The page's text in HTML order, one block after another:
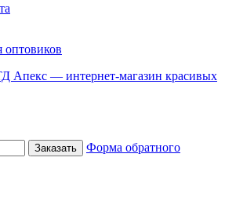
Апекс — интернет-магазин красивых
Заказать
Форма обратного